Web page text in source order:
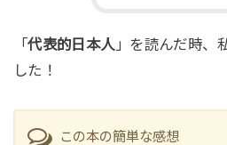
「代表的日本人 」を読んだ時、
した！
この本の簡単な感想